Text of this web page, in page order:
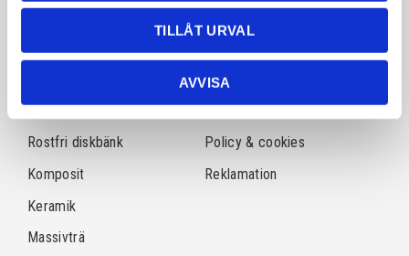
TILLÅT URVAL
AVVISA
Sortiment
Natursten
Rostfri diskbänk
Komposit
Keramik
Massivträ
Information
Frågor & svar
Köpvillkor
Policy & cookies
Reklamation